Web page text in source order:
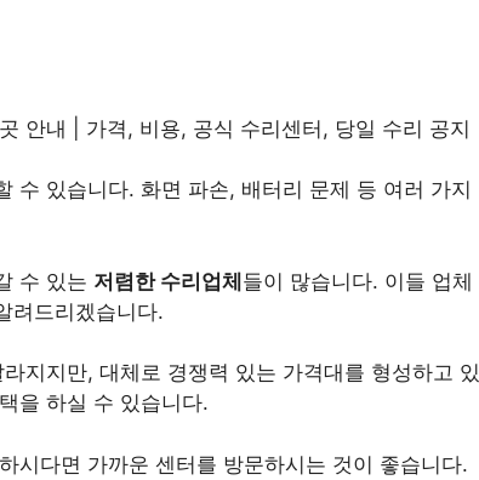
안내 | 가격, 비용, 공식 수리센터, 당일 수리 공지
수 있습니다. 화면 파손, 배터리 문제 등 여러 가지
수 있는 저렴한 수리업체들이 많습니다. 이들 업체
려드리겠습니다.
지지만, 대체로 경쟁력 있는 가격대를 형성하고 있
을 하실 수 있습니다.
시다면 가까운 센터를 방문하시는 것이 좋습니다.